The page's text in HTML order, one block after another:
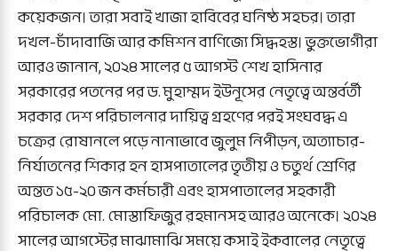
কয়েকজন। তারা সবাই খাজা হাবিবের ঘনিষ্ঠ সহচর। তারা
দখল-চাঁদাবাজি আর কমিশন বাণিজ্যে সিদ্ধহস্ত। ভুক্তভোগীরা
আরও জানান, ২০২৪ সালের ৫ আগস্ট শেখ হাসিনার
সরকারের পতনের পর ড. মুহাম্মদ ইউনূসের নেতৃত্বে অন্তর্বর্তী
সরকার দেশ পরিচালনার দায়িত্ব গ্রহণের পরই সংঘবদ্ধ এ
চক্রের রোষানলে পড়ে নানাভাবে জুলুম নিপীড়ন, অত্যাচার-
নির্যাতনের শিকার হন হাসপাতালের তৃতীয় ও চতুর্থ শ্রেণির
অন্তত ১৫-২০ জন কর্মচারী এবং হাসপাতালের সহকারী
পরিচালক মো. মোস্তাফিজুর রহমানসহ আরও অনেকে। ২০২৪
সালের আগস্টের মাঝামাঝি সময়ে কসাই ইকবালের নেতৃত্বে